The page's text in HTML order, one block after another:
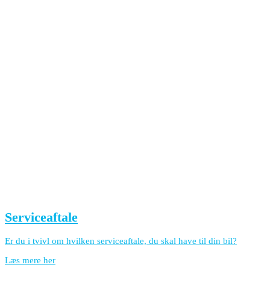
Serviceaftale
Er du i tvivl om hvilken serviceaftale, du skal have til din bil?
Læs mere her